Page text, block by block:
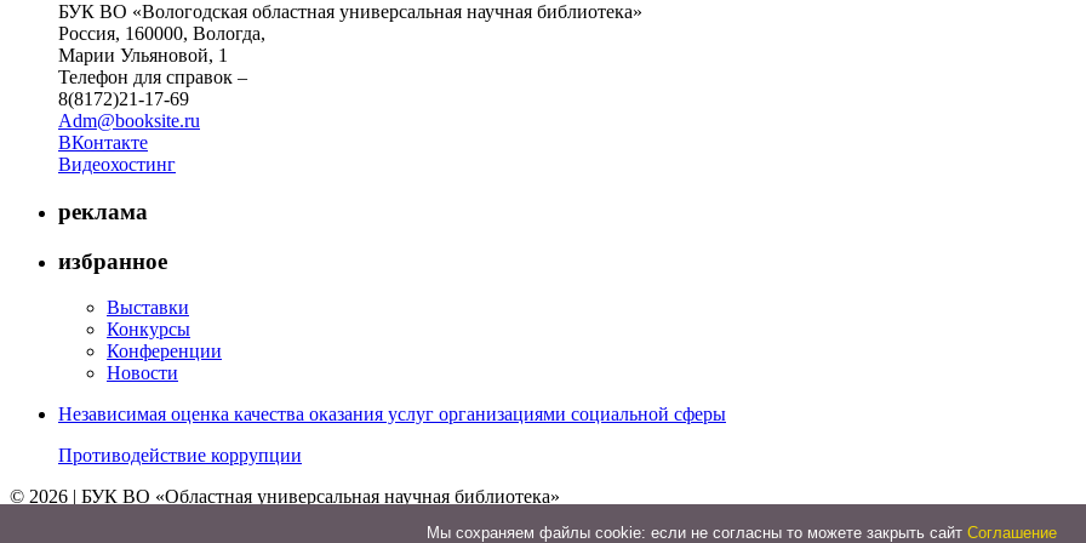
БУК ВО «Вологодская областная универсальная научная библиотека»
Россия, 160000, Вологда,
Марии Ульяновой, 1
Телефон для справок –
8(8172)21-17-69
Adm@booksite.ru
ВКонтакте
Видеохостинг
реклама
избранное
Выставки
Конкурсы
Конференции
Новости
Независимая оценка качества оказания услуг организациями социальной сферы
Противодействие коррупции
© 2026 | БУК ВО «Областная универсальная научная библиотека»
Мы cохраняем файлы cookie: если не согласны то можете закрыть сайт Соглашение